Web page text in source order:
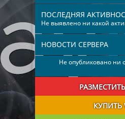
ПОСЛЕДНЯЯ
Не выявлено ни какой
НОВОСТИ СЕРВЕРА
Не опубликовано ни
КУПИТЬ